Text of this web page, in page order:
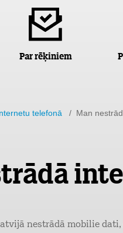
Par rēķiniem
telefonā / Man
nestrādā mobilie dati,